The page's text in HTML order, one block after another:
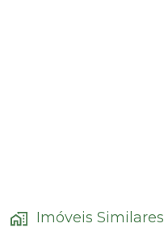
Imóveis Similares